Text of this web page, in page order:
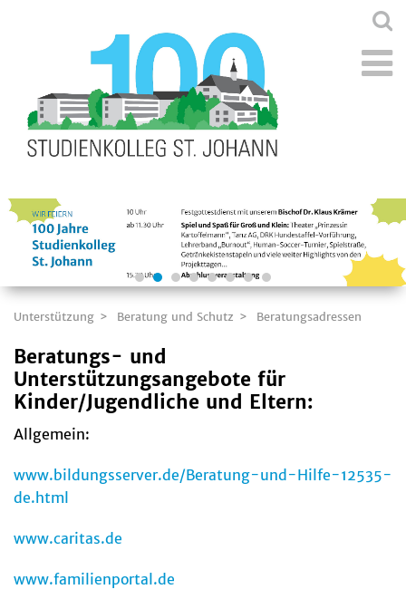
Unterstützung Beratung und Schutz Beratungsadressen
Beratungs- und
Unterstützungsangebote für
Kinder/Jugendliche und Eltern:
Allgemein:
www.bildungsserver.de/Beratung-und-Hilfe-12535-
de.html
www.caritas.de
www.familienportal.de